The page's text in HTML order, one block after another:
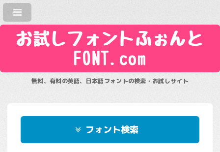
お試しフォントふぉんと
FONT.com
無料、有料の英語、日本語フォントの検索・お試しサイト
フォント検索